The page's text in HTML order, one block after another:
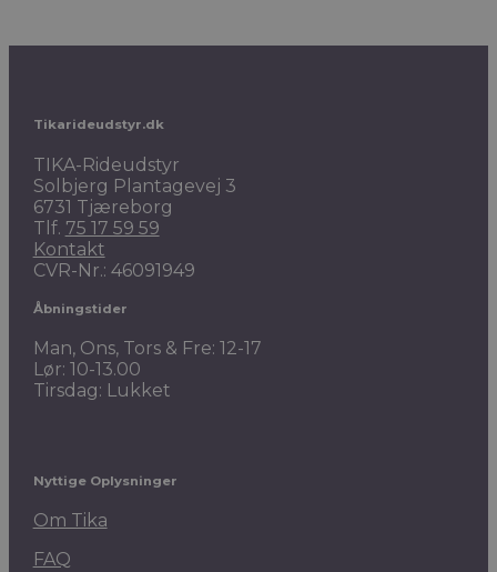
Tikarideudstyr.dk
TIKA-Rideudstyr
Solbjerg Plantagevej 3
6731 Tjæreborg
Tlf. 75 17 59 59
Kontakt
CVR-Nr.: 46091949
Åbningstider
Man, Ons, Tors & Fre: 12-17
Lør: 10-13.00
Tirsdag: Lukket
Nyttige Oplysninger
Om Tika
FAQ